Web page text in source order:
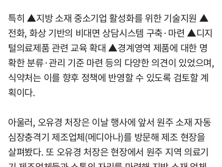
특히 ▲지방 소재 중소기업 활성화를 위한 기술지원 ▲
전화, 화상 기반의 비대면 상담시스템 구축·마련 ▲디지
털의료제품 관련 교육 확대 ▲경계영역 제품에 대한 명
확한 분류·관리 기준 마련 등의 다양한 의견이 있었으며,
식약처는 이를 향후 정책에 반영할 수 있도록 검토할 계
획이다.
아울러, 오유경 처장은 이날 행사에 앞서 원주 소재 자동
심장충격기 제조업체(메디아나)를 방문해 제조 현장을
살펴봤다. 또 오유경 처장은 현장에서 원주 지역 의료기